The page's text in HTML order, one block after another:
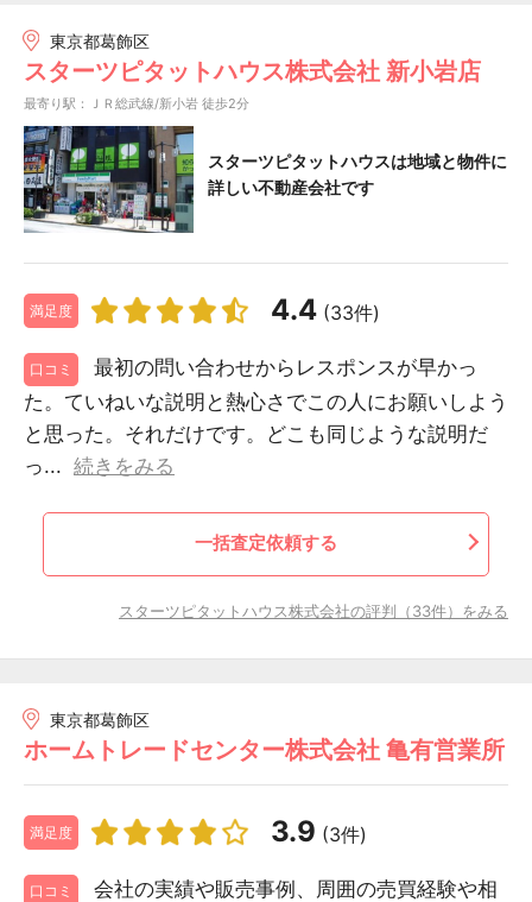
東京都葛飾区
スターツピタットハウス株式会社 新小岩店
最寄り駅：ＪＲ総武線/新小岩 徒歩2分
スターツピタットハウスは地域と物件に
詳しい不動産会社です
満足度 4.4 (33件)
口コミ
最初の問い合わせからレスポンスが早かっ
た。ていねいな説明と熱心さでこの人にお願いしよう
と思った。それだけです。どこも同じような説明だ
っ... 続きをみる
一括査定依頼する
スターツピタットハウス株式会社の評判（33件）をみる
東京都葛飾区
ホームトレードセンター株式会社 亀有営業所
満足度 3.9 (3件)
口コミ
会社の実績や販売事例、周囲の売買経験や相